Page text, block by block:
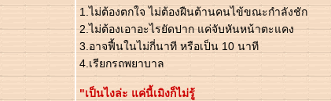
1.ไม่ต้องตกใจ ไม่ต้องฝืนต้านคนไข้ขณะกำลังชัก
2.ไม่ต้องเอาอะไรยัดปาก แค่จับหันหน้าตะแคง
3.อาจฟื้นในไม่กี่นาที หรือเป็น 10 นาที
4.เรียกรถพยาบาล
"เป็นไงล่ะ แค่นี้เมิงก็ไม่รู้